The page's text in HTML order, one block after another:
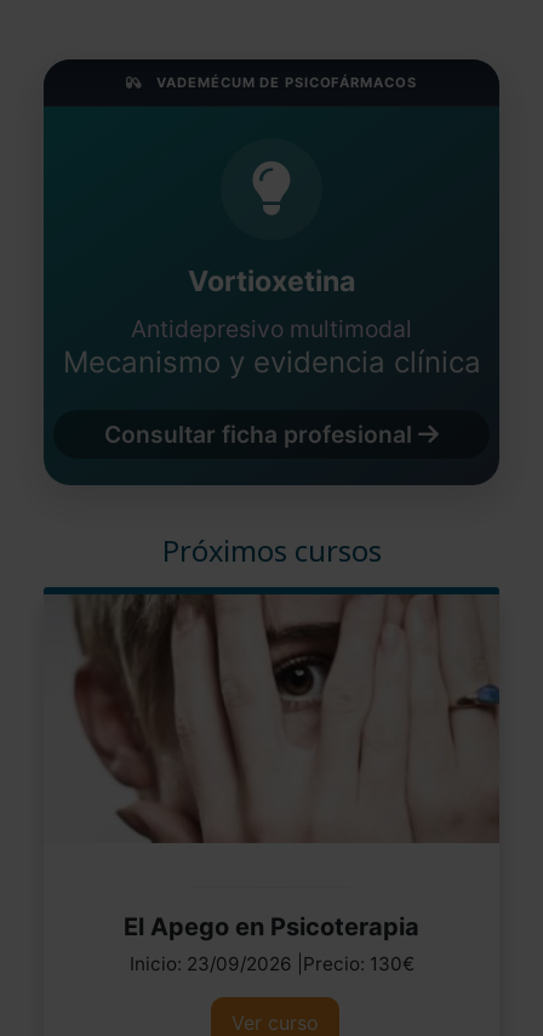
VADEMÉCUM DE PSICOFÁRMACOS
Vortioxetina
Antidepresivo multimodal
Mecanismo y evidencia clínica
Consultar ficha profesional
Próximos cursos
El Apego en Psicoterapia
Inicio: 23/09/2026 |Precio: 130€
Ver curso